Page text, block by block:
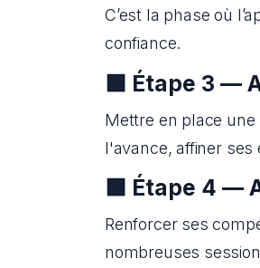
C’est la phase où
confiance.
🟩 Étape 3 —
Mettre en place une
l'avance, affiner
🟩 Étape 4 —
Renforcer ses
nombreuses